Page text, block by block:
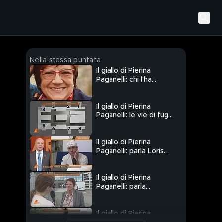
Nella stessa puntata
Il giallo di Pierina
Paganelli: chi l'ha
Il giallo di Pierina
Paganelli: le vie di fuga
Il giallo di Pierina
Paganelli: parla Loris
Il giallo di Pierina
Paganelli: parla
Il giallo di Pierina